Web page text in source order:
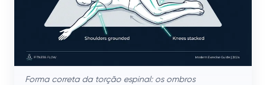
Forma correta da torção espinal: os ombros